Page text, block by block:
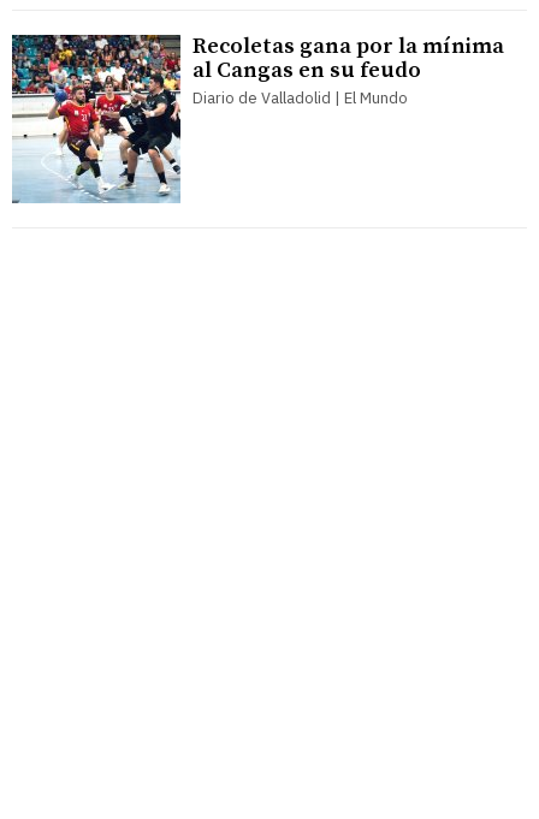
Recoletas gana por la mínima
al Cangas en su feudo
Diario de Valladolid | El Mundo